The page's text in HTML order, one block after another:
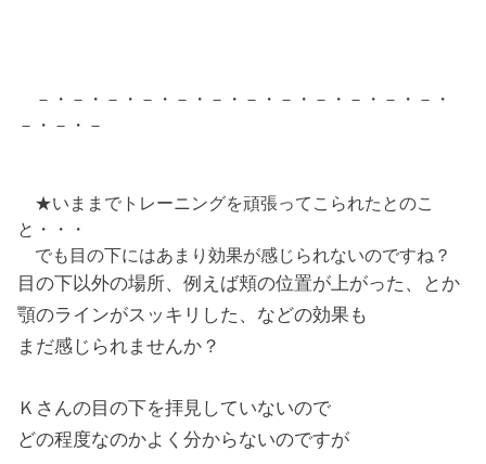
－・－・－・－・－・－・－・－・－・－・－・－・
－・－・－
★いままでトレーニングを頑張ってこられたとのこ
と・・・
でも目の下にはあまり効果が感じられないのですね？
目の下以外の場所、例えば頬の位置が上がった、とか
顎のラインがスッキリした、などの効果も
まだ感じられませんか？
Ｋさんの目の下を拝見していないので
どの程度なのかよく分からないのですが